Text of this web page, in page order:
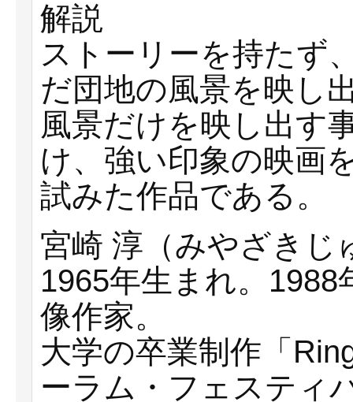
解説
ストーリーを持たず
だ団地の風景を映し
風景だけを映し出す
け、強い印象の映画
試みた作品である。
宮崎 淳（みやざきじ
1965年生まれ。1988
像作家。
大学の卒業制作「
ーラム・フェスティ